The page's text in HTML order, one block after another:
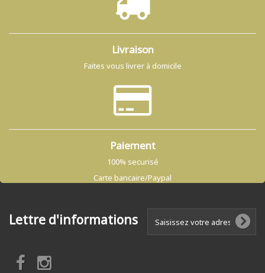
Livraison
Faites vous livrer à domicile
Paiement
100% securisé
Carte bancaire/Paypal
Lettre d'informations